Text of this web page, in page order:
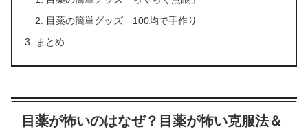
目薬の簡単グッズ 100均で手作り
まとめ
目薬が怖いのはなぜ？目薬が怖い克服法＆